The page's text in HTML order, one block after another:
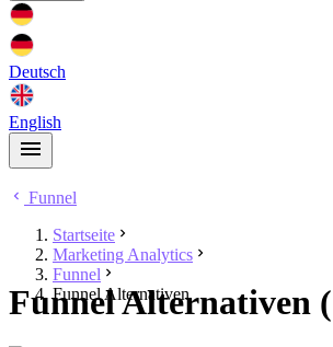
Deutsch
English
Funnel
Startseite
Marketing Analytics
Funnel
Funnel Alternativen
Funnel Alternativen